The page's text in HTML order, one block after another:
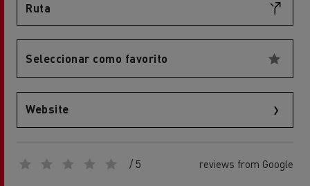
Ruta
Seleccionar como favorito
Website
/ 5 reviews from Google